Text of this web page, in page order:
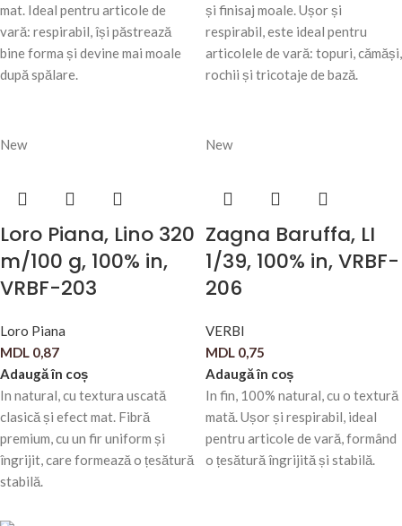
mat. Ideal pentru articole de
vară: respirabil, își păstrează
bine forma și devine mai moale
după spălare.
și finisaj moale. Ușor și
respirabil, este ideal pentru
articolele de vară: topuri, cămăși,
rochii și tricotaje de bază.
New
Loro Piana, Lino 320
m/100 g, 100% in,
VRBF-203
Loro Piana
MDL 0,87
Adaugă în coș
In natural, cu textura uscată
clasică și efect mat. Fibră
premium, cu un fir uniform și
îngrijit, care formează o țesătură
stabilă.
New
Zagna Baruffa, LI
1/39, 100% in, VRBF-
206
VERBI
MDL 0,75
Adaugă în coș
In fin, 100% natural, cu o textură
mată. Ușor și respirabil, ideal
pentru articole de vară, formând
o țesătură îngrijită și stabilă.